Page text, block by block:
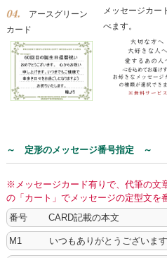
アースグリーン
カード
メッセージカー
べます。
～ 定形のメッセージ番号指定 ～
※メッセージカード有りで、代筆の文
の「カート」でメッセージの定型文を
番号 CARD記載の本文
M1 いつもありがとうございます